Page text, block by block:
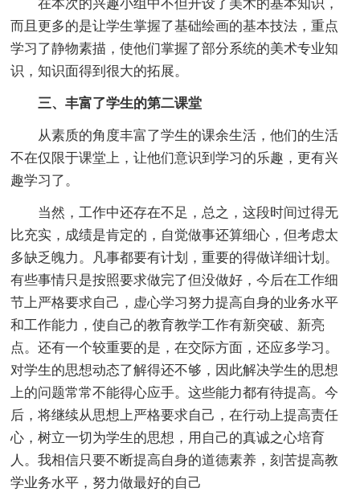
在本次的兴趣小组中不但开设了美术的基本知识，
而且更多的是让学生掌握了基础绘画的基本技法，重点
学习了静物素描，使他们掌握了部分系统的美术专业知
识，知识面得到很大的拓展。
三、丰富了学生的第二课堂
从素质的角度丰富了学生的课余生活，他们的生活
不在仅限于课堂上，让他们意识到学习的乐趣，更有兴
趣学习了。
当然，工作中还存在不足，总之，这段时间过得无
比充实，成绩是肯定的，自觉做事还算细心，但考虑太
多缺乏魄力。凡事都要有计划，重要的得做详细计划。
有些事情只是按照要求做完了但没做好，今后在工作细
节上严格要求自己，虚心学习努力提高自身的业务水平
和工作能力，使自己的教育教学工作有新突破、新亮
点。还有一个较重要的是，在交际方面，还应多学习。
对学生的思想动态了解得还不够，因此解决学生的思想
上的问题常常不能得心应手。这些能力都有待提高。今
后，将继续从思想上严格要求自己，在行动上提高责任
心，树立一切为学生的思想，用自己的真诚之心培育
人。我相信只要不断提高自身的道德素养，刻苦提高教
学业务水平，努力做最好的自己